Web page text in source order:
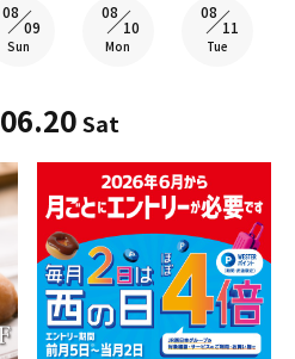
08
09
Sun
08
10
Mon
08
11
Tue
06.20Sat